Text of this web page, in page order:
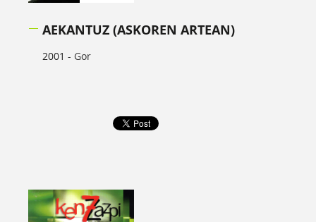
AEKANTUZ (ASKOREN ARTEAN)
2001 - Gor